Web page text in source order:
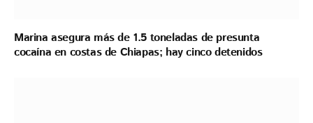
Marina asegura más de 1.5 toneladas de presunta
cocaína en costas de Chiapas; hay cinco detenidos